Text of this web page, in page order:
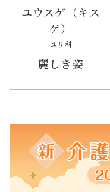
ユウスゲ（キス
ゲ）
ユリ科
麗しき姿